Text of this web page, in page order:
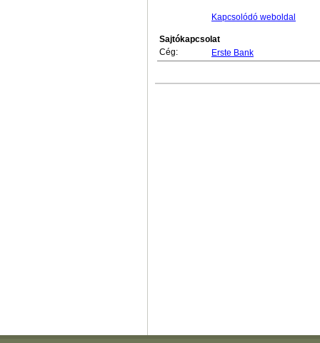
Kapcsolódó weboldal
Sajtókapcsolat
Cég:
Erste Bank